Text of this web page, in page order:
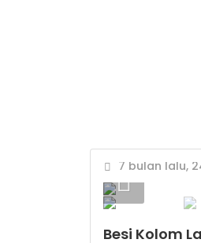
7 bulan lalu,
Besi Kolom